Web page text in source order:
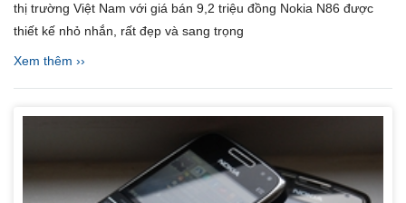
thị trường Việt Nam với giá bán 9,2 triệu đồng Nokia N86 được
thiết kế nhỏ nhắn, rất đẹp và sang trọng
Xem thêm ››